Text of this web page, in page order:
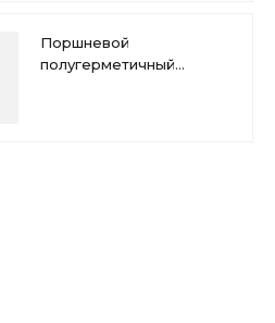
Поршневой
полугерметичный